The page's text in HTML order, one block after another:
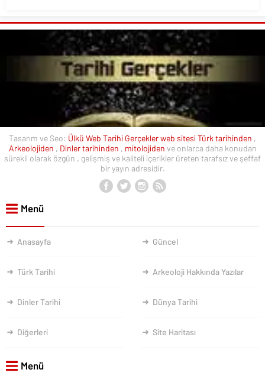
Tasarım ve Seo: Ülkü Web Tarihi Gerçekler web sitesiTürk tarihinden ,
Arkeolojiden , Dinler tarihinden , mitolojiden ve onlarca daha konudan
sürekli olarak özgün , gelişmiş ve kaliteli içerikler üreten tarafsız ve şeffaf
bir yayın adresidir.
Menü
Anasayfa Güncel
Türk Tarihi Arkeoloji Hakkında Yazılar
Dinler Tarihi Dünya Tarihi
Diğerleri Site Haritası
Menü